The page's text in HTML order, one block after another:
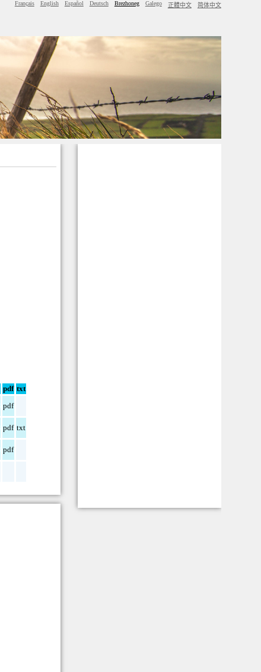
Français English Español Deutsch Brezhoneg Galego 正體中文 简体中文
pdf txt
pdf
pdf txt
pdf